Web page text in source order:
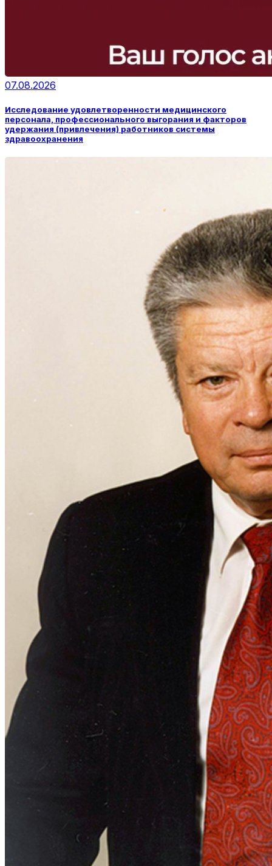
07.08.2026
Исследование удовлетворенности медицинского
персонала, профессионального выгорания и факторов
удержания (привлечения) работников системы
здравоохранения